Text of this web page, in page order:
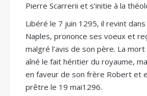
Pierre Scarrerii et s’initie à la
Libéré le 7 juin 1295, il revint
Naples, prononce ses voeux et
malgré l’avis de son père. La
aîné le fait héritier du royaume,
en faveur de son frère Robert et
prêtre le 19 mai1296.